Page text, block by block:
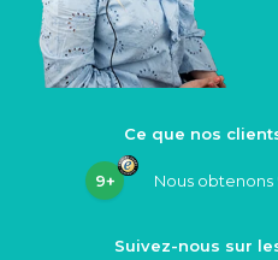
Ce que nos
9+ Nous obtenons
Suivez-nous sur